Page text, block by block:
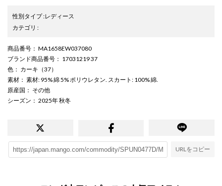
性別タイプ:レディース
カテゴリ :
商品番号 ： MA1658EW037080
ブランド商品番号 ： 17031219 37
色 ： カーキ（37）
素材 ： 素材: 95% 綿 5% ポリウレタン. スカート: 100% 綿.
原産国 ： その他
シーズン ： 2025年 秋冬
URLをコピー